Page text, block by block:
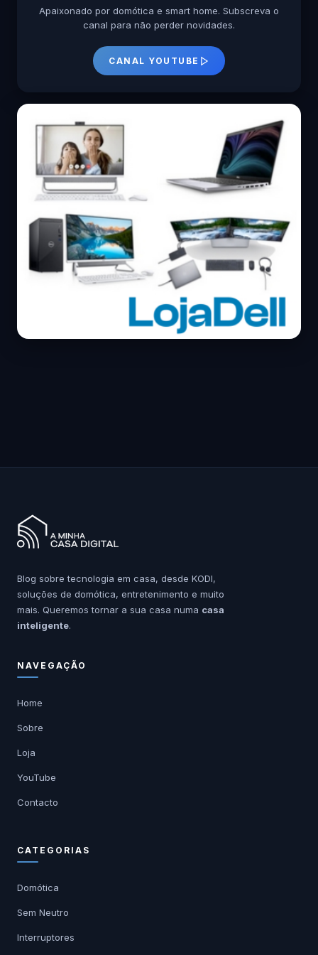
Apaixonado por domótica e smart home. Subscreva o
canal para não perder novidades.
CANAL YOUTUBE
Blog sobre tecnologia em casa, desde KODI,
soluções de domótica, entretenimento e muito
mais. Queremos tornar a sua casa numa casa
inteligente.
NAVEGAÇÃO
Home
Sobre
Loja
YouTube
Contacto
CATEGORIAS
Domótica
Sem Neutro
Interruptores